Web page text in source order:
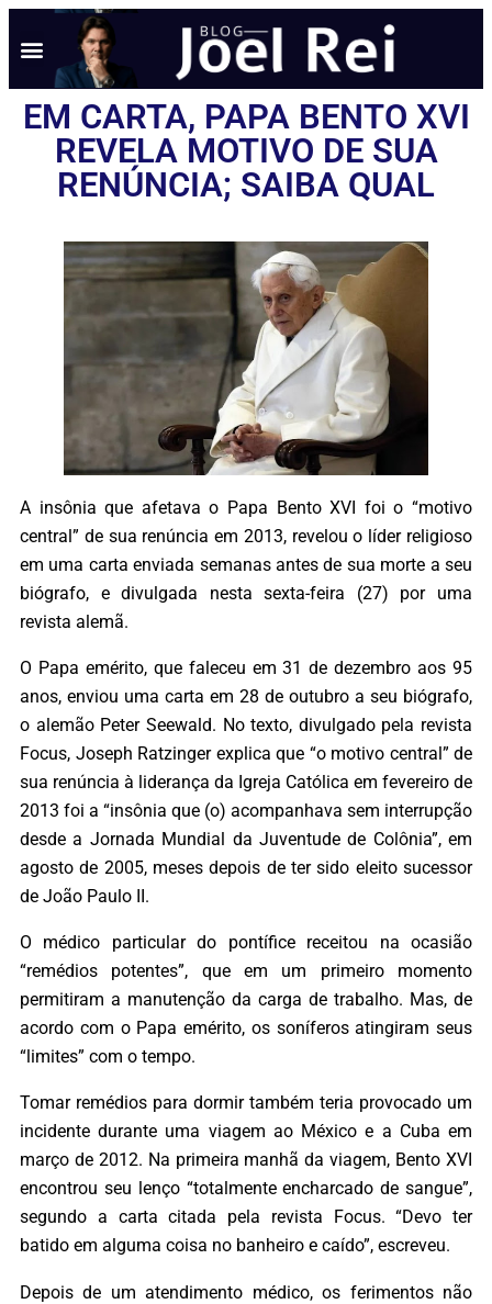
EM CARTA, PAPA BENTO XVI
REVELA MOTIVO DE SUA
RENÚNCIA; SAIBA QUAL
A insônia que afetava o Papa Bento XVI foi o “motivo
central” de sua renúncia em 2013, revelou o líder religioso
em uma carta enviada semanas antes de sua morte a seu
biógrafo, e divulgada nesta sexta-feira (27) por uma
revista alemã.
O Papa emérito, que faleceu em 31 de dezembro aos 95
anos, enviou uma carta em 28 de outubro a seu biógrafo,
o alemão Peter Seewald. No texto, divulgado pela revista
Focus, Joseph Ratzinger explica que “o motivo central” de
sua renúncia à liderança da Igreja Católica em fevereiro de
2013 foi a “insônia que (o) acompanhava sem interrupção
desde a Jornada Mundial da Juventude de Colônia”, em
agosto de 2005, meses depois de ter sido eleito sucessor
de João Paulo II.
O médico particular do pontífice receitou na ocasião
“remédios potentes”, que em um primeiro momento
permitiram a manutenção da carga de trabalho. Mas, de
acordo com o Papa emérito, os soníferos atingiram seus
“limites” com o tempo.
Tomar remédios para dormir também teria provocado um
incidente durante uma viagem ao México e a Cuba em
março de 2012. Na primeira manhã da viagem, Bento XVI
encontrou seu lenço “totalmente encharcado de sangue”,
segundo a carta citada pela revista Focus. “Devo ter
batido em alguma coisa no banheiro e caído”, escreveu.
Depois de um atendimento médico, os ferimentos não